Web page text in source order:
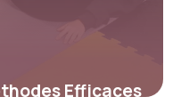
Efficaces